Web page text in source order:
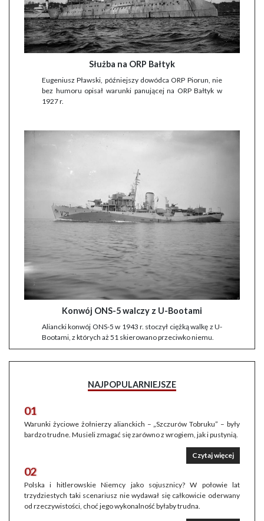
Służba na ORP Bałtyk
Eugeniusz Pławski, późniejszy dowódca ORP Piorun, nie
bez humoru opisał warunki panującej na ORP Bałtyk w
1927 r.
Konwój ONS-5 walczy z U-Bootami
Aliancki konwój ONS-5 w 1943 r. stoczył ciężką walkę z U-
Bootami, z których aż 51 skierowano przeciwko niemu.
NAJPOPULARNIEJSZE
01
Warunki życiowe żołnierzy alianckich – „Szczurów Tobruku” – były
bardzo trudne. Musieli zmagać się zarówno z wrogiem, jak i pustynią.
Czytaj więcej
02
Polska i hitlerowskie Niemcy jako sojusznicy? W połowie lat
trzydziestych taki scenariusz nie wydawał się całkowicie oderwany
od rzeczywistości, choć jego wykonalność byłaby trudna.